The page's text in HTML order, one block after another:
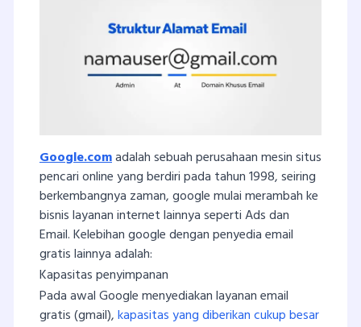
Google.comadalah sebuah perusahaan mesin situs
pencari online yang berdiri pada tahun 1998, seiring
berkembangnya zaman, google mulai merambah ke
bisnis layanan internet lainnya seperti Ads dan
Email. Kelebihan google dengan penyedia email
gratis lainnya adalah:
Kapasitas penyimpanan
Pada awal Google menyediakan layanan email
gratis (gmail),kapasitas yang diberikan cukup besar